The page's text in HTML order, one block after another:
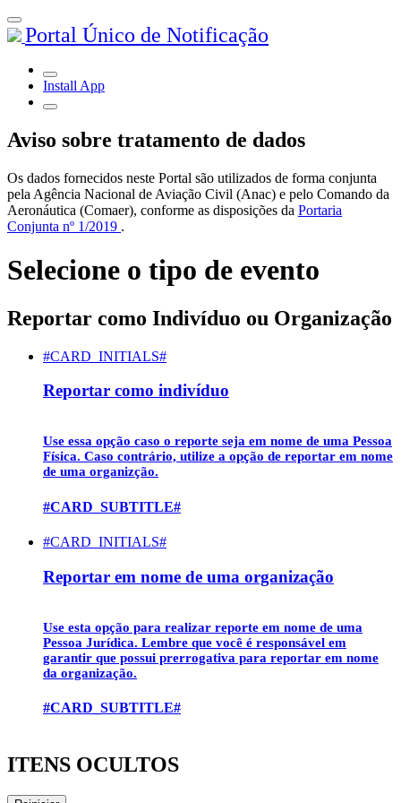
Portal Único de Notificação
Install App
Aviso sobre tratamento de dados
Os dados fornecidos neste Portal são utilizados de forma conjunta
pela Agência Nacional de Aviação Civil (Anac) e pelo Comando da
Aeronáutica (Comaer), conforme as disposições da Portaria
Conjunta nº 1/2019 .
Selecione o tipo de evento
Reportar como Indivíduo ou Organização
#CARD_INITIALS#
Reportar como indivíduo
Use essa opção caso o reporte seja em nome de uma Pessoa
Física. Caso contrário, utilize a opção de reportar em nome
de uma organizção.
#CARD_SUBTITLE#
#CARD_INITIALS#
Reportar em nome de uma organização
Use esta opção para realizar reporte em nome de uma
Pessoa Jurídica. Lembre que você é responsável em
garantir que possui prerrogativa para reportar em nome
da organização.
#CARD_SUBTITLE#
ITENS OCULTOS